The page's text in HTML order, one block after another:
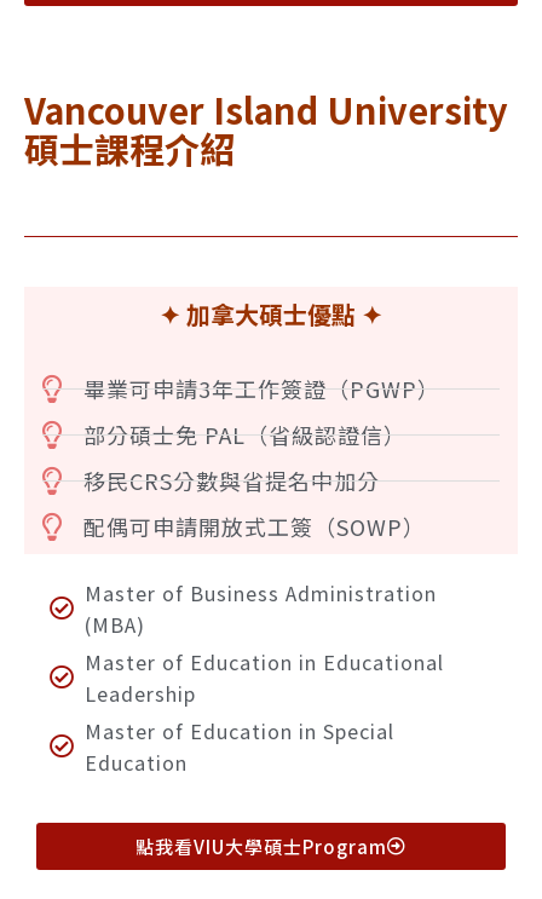
Vancouver Island University
碩士課程介紹
✦ 加拿大碩士優點 ✦
畢業可申請3年工作簽證（PGWP）
部分碩士免 PAL（省級認證信）
移民CRS分數與省提名中加分
配偶可申請開放式工簽（SOWP）
Master of Business Administration
(MBA)
Master of Education in Educational
Leadership
Master of Education in Special
Education
點我看VIU大學碩士Program